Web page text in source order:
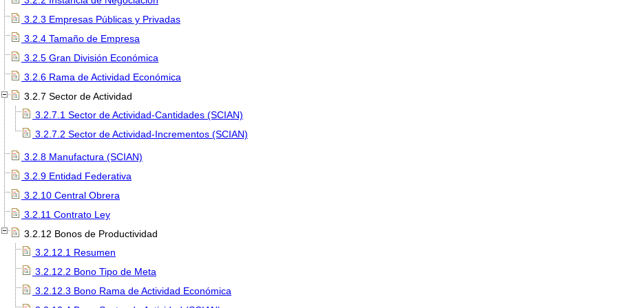
3.2.3 Empresas Públicas y Privadas
3.2.4 Tamaño de Empresa
3.2.5 Gran División Económica
3.2.6 Rama de Actividad Económica
3.2.7 Sector de Actividad
3.2.7.1 Sector de Actividad-Cantidades (SCIAN)
3.2.7.2 Sector de Actividad-Incrementos (SCIAN)
3.2.8 Manufactura (SCIAN)
3.2.9 Entidad Federativa
3.2.10 Central Obrera
3.2.11 Contrato Ley
3.2.12 Bonos de Productividad
3.2.12.1 Resumen
3.2.12.2 Bono Tipo de Meta
3.2.12.3 Bono Rama de Actividad Económica